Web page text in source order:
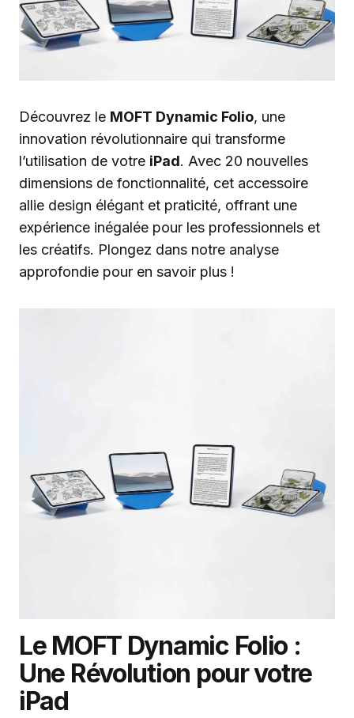
Découvrez le MOFT Dynamic Folio, une
innovation révolutionnaire qui transforme
l’utilisation de votre iPad. Avec 20 nouvelles
dimensions de fonctionnalité, cet accessoire
allie design élégant et praticité, offrant une
expérience inégalée pour les professionnels et
les créatifs. Plongez dans notre analyse
approfondie pour en savoir plus !
Le MOFT Dynamic Folio :
Une Révolution pour votre
iPad